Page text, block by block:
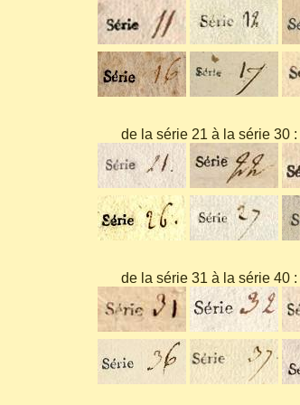
de la série 21 à la série 30 :
de la série 31 à la série 40 :